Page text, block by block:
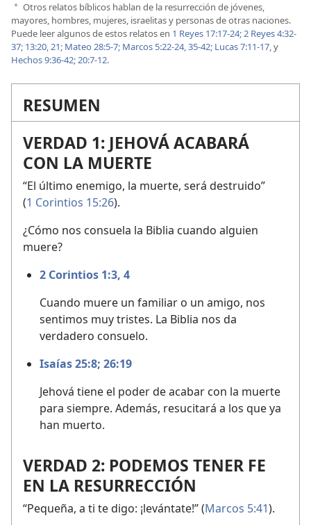
a Otros relatos bíblicos hablan de la resurrección de jóvenes,
mayores, hombres, mujeres, israelitas y personas de otras naciones.
Puede leer algunos de estos relatos en 1 Reyes 17:17-24;2 Reyes 4:32-
37; 13:20, 21; Mateo 28:5-7; Marcos 5:22-24,35-42; Lucas 7:11-17, y
Hechos 9:36-42;20:7-12.
RESUMEN
VERDAD 1: JEHOVÁ ACABARÁ
CON LA MUERTE
“El último enemigo, la muerte, será destruido”
(1 Corintios 15:26).
¿Cómo nos consuela la Biblia cuando alguien
muere?
2 Corintios 1:3, 4
Cuando muere un familiar o un amigo, nos
sentimos muy tristes. La Biblia nos da
verdadero consuelo.
Isaías 25:8; 26:19
Jehová tiene el poder de acabar con la muerte
para siempre. Además, resucitará a los que ya
han muerto.
VERDAD 2: PODEMOS TENER FE
EN LA RESURRECCIÓN
“Pequeña, a ti te digo: ¡levántate!” (Marcos 5:41).